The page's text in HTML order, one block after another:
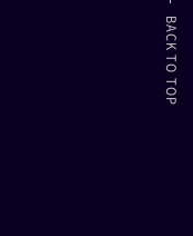
BACK TO TOP